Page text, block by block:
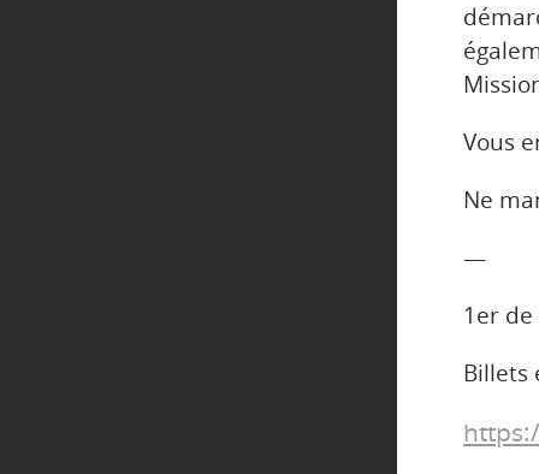
Vous
Ne
—
1er
Billets